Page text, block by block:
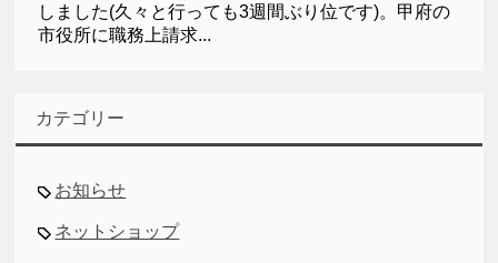
しました(久々と行っても3週間ぶり位です)。甲府の
市役所に職務上請求...
カテゴリー
お知らせ
ネットショップ